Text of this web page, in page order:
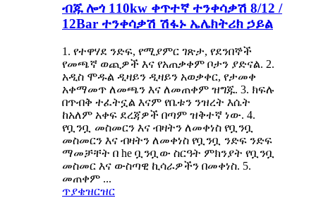
ብጁ ሎጎ 110kw ቀጥተኛ ተንቀሳቃሽ 8/12 /
12Bar ተንቀሳቃሽ ሽፋኑ ኤሌክትሪክ ኃይል
1. የተዋሃደ ንድፍ, የሚያምር ገጽታ, የደንበኞች
የመጫኛ ወጪዎች እና የአጠቃቀም ቦታን ያድናል. 2.
አዲስ ሞዱል ዲዛይን ዲዛይን አወቃቀር, የታመቀ
አቀማመጥ ለመጫን እና ለመጠቀም ዝግጁ. 3. ክፍሉ
በጥብቅ ተፈትኗል እናም የቤቱን ንዝረት እሴት
ከአለም አቀፍ ደረጃዎች በጣም ዝቅተኛ ነው. 4.
የቧንቧ መስመርን እና ብዛትን ለመቀነስ የቧንቧ
መስመርን እና ብዛትን ለመቀነስ የቧንቧ ንድፍ ንድፍ
ማመቻቸት በ he ቧንቧው ስርዓት ምክንያት የቧንቧ
መስመር እና ውስጣዊ ኪሳራዎችን በመቀነስ. 5.
መጠቀም ...
ጥያቄዝርዝር